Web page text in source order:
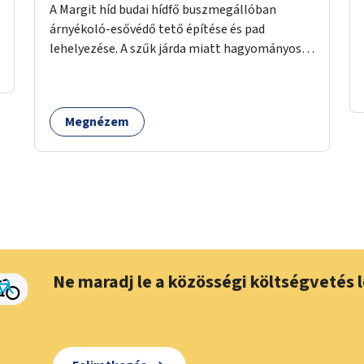
A Margit híd budai hídfő buszmegállóban
árnyékoló-esővédő tető építése és pad
lehelyezése. A szűk járda miatt hagyományos
Megnézem
Ne maradj le a közösségi